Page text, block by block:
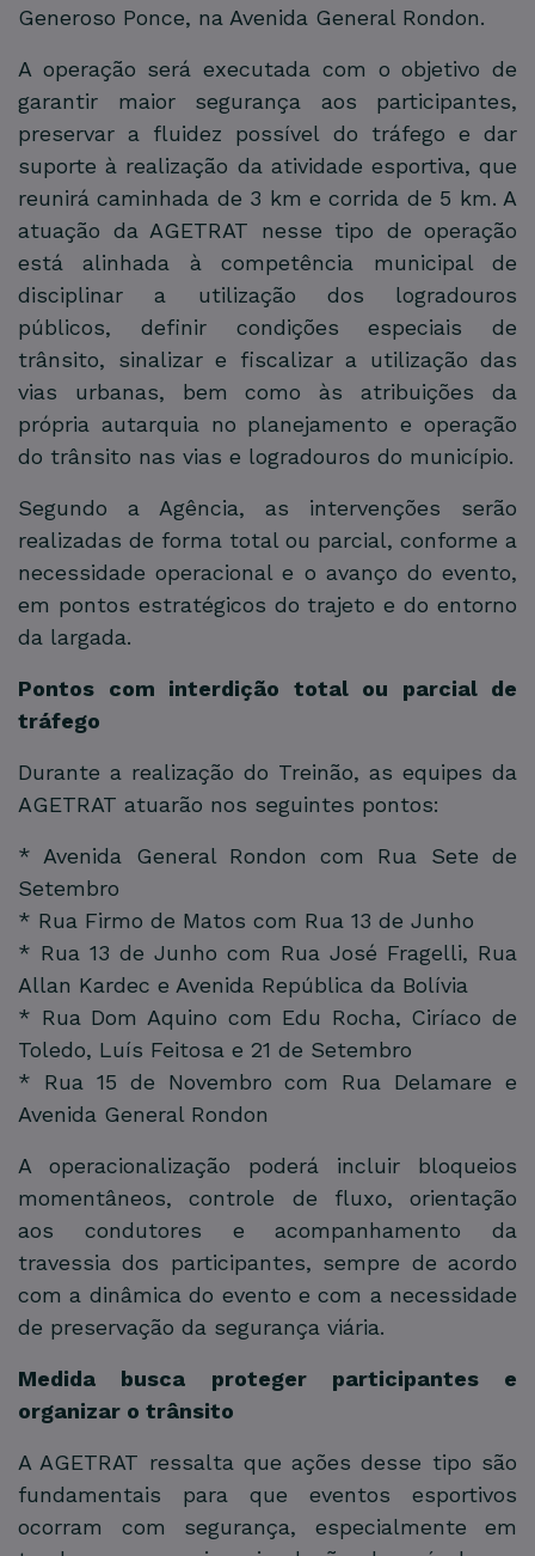
Generoso Ponce, na Avenida General Rondon.
A operação será executada com o objetivo de
garantir maior segurança aos participantes,
preservar a fluidez possível do tráfego e dar
suporte à realização da atividade esportiva, que
reunirá caminhada de 3 km e corrida de 5 km. A
atuação da AGETRAT nesse tipo de operação
está alinhada à competência municipal de
disciplinar a utilização dos logradouros
públicos, definir condições especiais de
trânsito, sinalizar e fiscalizar a utilização das
vias urbanas, bem como às atribuições da
própria autarquia no planejamento e operação
do trânsito nas vias e logradouros do município.
Segundo a Agência, as intervenções serão
realizadas de forma total ou parcial, conforme a
necessidade operacional e o avanço do evento,
em pontos estratégicos do trajeto e do entorno
da largada.
Pontos com interdição total ou parcial de
tráfego
Durante a realização do Treinão, as equipes da
AGETRAT atuarão nos seguintes pontos:
* Avenida General Rondon com Rua Sete de
Setembro
* Rua Firmo de Matos com Rua 13 de Junho
* Rua 13 de Junho com Rua José Fragelli, Rua
Allan Kardec e Avenida República da Bolívia
* Rua Dom Aquino com Edu Rocha, Ciríaco de
Toledo, Luís Feitosa e 21 de Setembro
* Rua 15 de Novembro com Rua Delamare e
Avenida General Rondon
A operacionalização poderá incluir bloqueios
momentâneos, controle de fluxo, orientação
aos condutores e acompanhamento da
travessia dos participantes, sempre de acordo
com a dinâmica do evento e com a necessidade
de preservação da segurança viária.
Medida busca proteger participantes e
organizar o trânsito
A AGETRAT ressalta que ações desse tipo são
fundamentais para que eventos esportivos
ocorram com segurança, especialmente em